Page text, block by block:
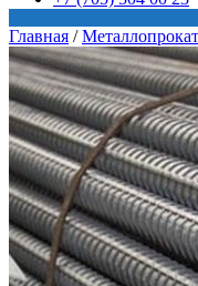
Главная / Металлопрокат